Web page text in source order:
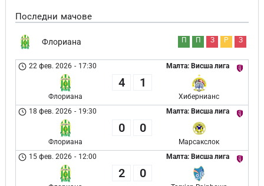
Последни мачове
Флориана П П З Р З
Малта: Висша лига
22 фев. 2026 - 17:30
Флориана
4 1
Хибернианс
Малта: Висша лига
18 фев. 2026 - 19:30
Флориана
0 0
Марсакслок
Малта: Висша лига
15 фев. 2026 - 12:00
2 0